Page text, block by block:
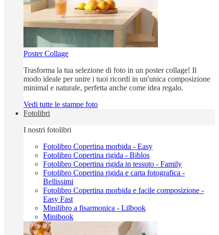
Poster Collage
Trasforma la tua selezione di foto in un poster collage! Il
modo ideale per unire i tuoi ricordi in un'unica composizione
minimal e naturale, perfetta anche come idea regalo.
Vedi tutte le stampe foto
Fotolibri
I nostri fotolibri
Fotolibro Copertina morbida - Easy
Fotolibro Copertina rigida - Biblos
Fotolibro Copertina rigida in tessuto - Family
Fotolibro Copertina rigida e carta fotografica -
Bellissimi
Fotolibro Copertina morbida e facile composizione -
Easy Fast
Minilibro a fisarmonica - Lilbook
Minibook